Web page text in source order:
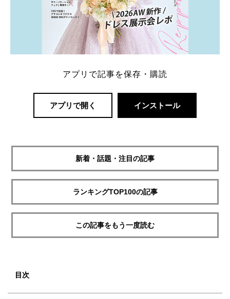
アプリで記事を保存・購読
アプリで開く インストール
新着・話題・注目の記事
ランキングTOP100の記事
この記事をもう一度読む
目次